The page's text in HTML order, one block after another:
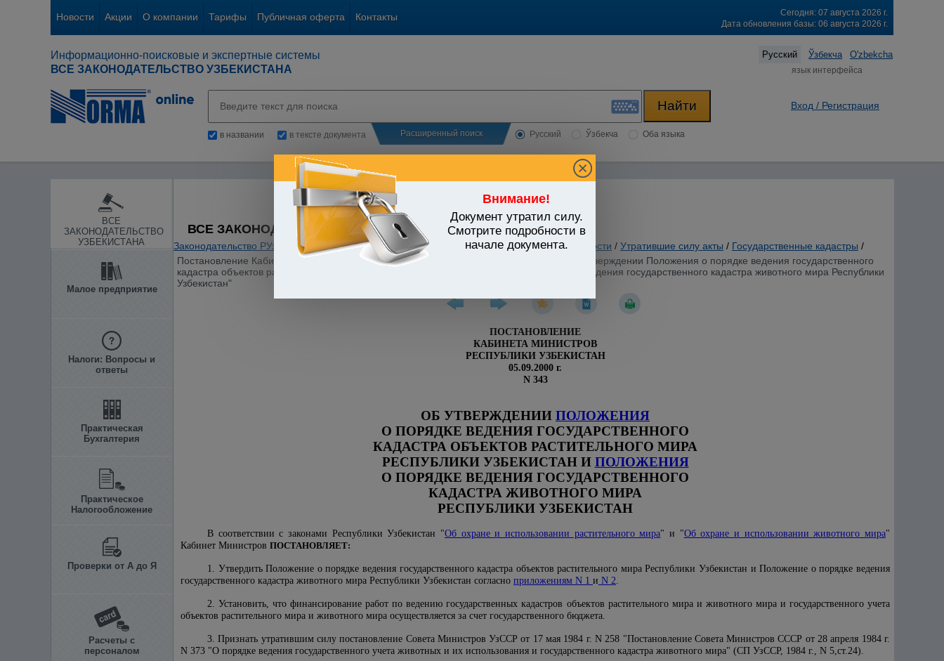
Новости Акции О компании Тарифы Публичная оферта Контакты
Сегодня: 07 августа 2026 г.
Дата обновления базы: 06 августа 2026 г.
Информационно-поисковые и экспертные системы
ВСЕ ЗАКОНОДАТЕЛЬСТВО УЗБЕКИСТАНА
Русский Ўзбекча O'zbekcha
язык интерфейса
в названии в тексте документа Расширенный поиск Русский Ўзбекча Оба языка
Вход / Регистрация
ВСЕ
ЗАКОНОДАТЕЛЬСТВО
УЗБЕКИСТАНА
Малое предприятие
Налоги: Вопросы и
ответы
Практическая
Бухгалтерия
Практическое
Налогообложение
Проверки от А до Я
Расчеты с
персоналом
Внимание!
Документ утратил силу.
Смотрите подробности в
начале документа.
ВСЕ ЗАКОНОДАТЕЛЬСТВО УЗБЕКИСТАНА
Законодательство РУз Общие вопросы хозяйственной и предпринимательской деятельности / Утратившие силу акты / Государственные кадастры /
Постановление Кабинета Министров Республики Узбекистан от 05.09.2000 г. N 343 "Об утверждении Положения о порядке ведения государственного
кадастра объектов растительного мира Республики Узбекистан и Положения о порядке ведения государственного кадастра животного мира Республики
Узбекистан"
ПОСТАНОВЛЕНИЕ
КАБИНЕТА МИНИСТРОВ
РЕСПУБЛИКИ УЗБЕКИСТАН
05.09.2000 г.
N 343
ОБ УТВЕРЖДЕНИИ ПОЛОЖЕНИЯ
О ПОРЯДКЕ ВЕДЕНИЯ ГОСУДАРСТВЕННОГО
КАДАСТРА ОБЪЕКТОВ РАСТИТЕЛЬНОГО МИРА
РЕСПУБЛИКИ УЗБЕКИСТАН И ПОЛОЖЕНИЯ
О ПОРЯДКЕ ВЕДЕНИЯ ГОСУДАРСТВЕННОГО
КАДАСТРА ЖИВОТНОГО МИРА
РЕСПУБЛИКИ УЗБЕКИСТАН
В соответствии с законами Республики Узбекистан "Об охране и использовании растительного мира" и "Об охране и использовании животного мира"
Кабинет Министров ПОСТАНОВЛЯЕТ:
1. Утвердить Положение о порядке ведения государственного кадастра объектов растительного мира Республики Узбекистан и Положение о порядке ведения
государственного кадастра животного мира Республики Узбекистан согласно приложениям N 1 и N 2.
2. Установить, что финансирование работ по ведению государственных кадастров объектов растительного мира и животного мира и государственного учета
объектов растительного мира и животного мира осуществляется за счет государственного бюджета.
3. Признать утратившим силу постановление Совета Министров УзССР от 17 мая 1984 г. N 258 "Постановление Совета Министров СССР от 28 апреля 1984 г.
N 373 "О порядке ведения государственного учета животных и их использования и государственного кадастра животного мира" (СП УзССР, 1984 г., N 5,ст.24).